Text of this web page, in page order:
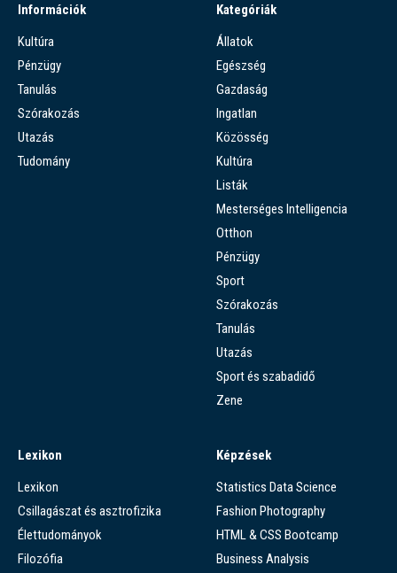
Információk
Kultúra
Pénzügy
Tanulás
Szórakozás
Utazás
Tudomány
Kategóriák
Állatok
Egészség
Gazdaság
Ingatlan
Közösség
Kultúra
Listák
Mesterséges Intelligencia
Otthon
Pénzügy
Sport
Szórakozás
Tanulás
Utazás
Sport és szabadidő
Zene
Lexikon
Lexikon
Csillagászat és asztrofizika
Élettudományok
Filozófia
Képzések
Statistics Data Science
Fashion Photography
HTML & CSS Bootcamp
Business Analysis